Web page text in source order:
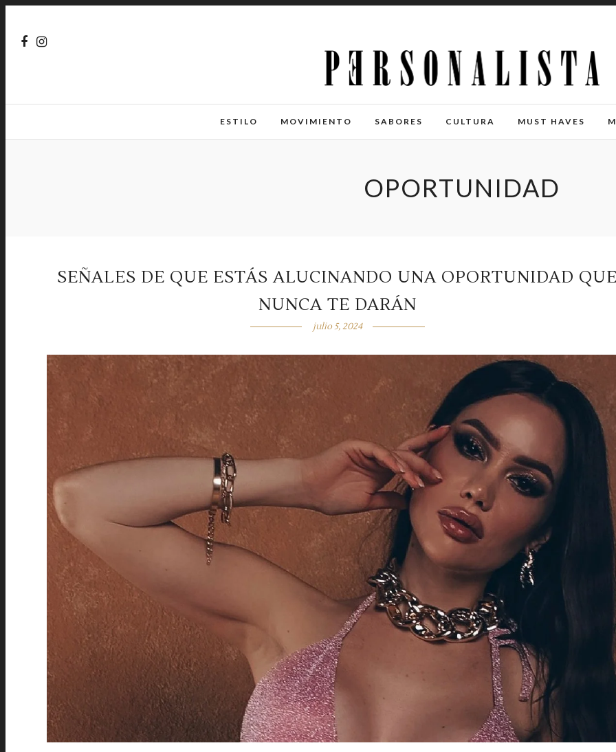
ESTILO MOVIMIENTO SABORES CULTURA MUST HAVES
OPORTUNIDAD
SEÑALES DE QUE ESTÁS ALUCINANDO UNA OPORTUNIDAD
NUNCA TE DARÁN
julio 5, 2024